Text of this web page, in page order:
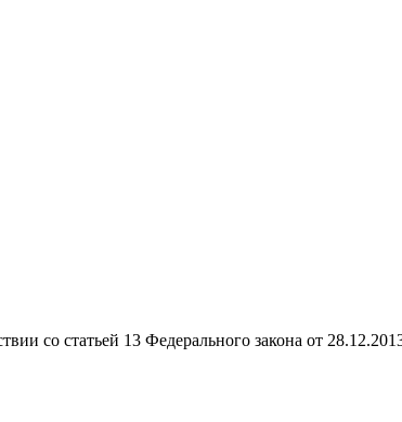
со статьей 13 Федерального закона от